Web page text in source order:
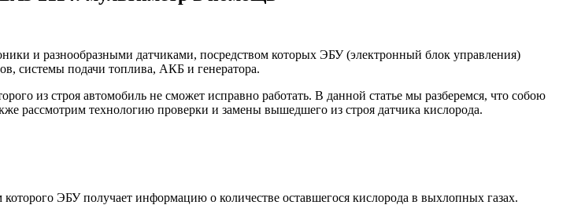
и разнообразными датчиками, посредством которых ЭБУ (электронный блок управления)
системы подачи топлива, АКБ и генератора.
из строя автомобиль не сможет исправно работать. В данной статье мы разберемся, что собою
рассмотрим технологию проверки и замены вышедшего из строя датчика кислорода.
ЭБУ получает информацию о количестве оставшегося кислорода в выхлопных газах.